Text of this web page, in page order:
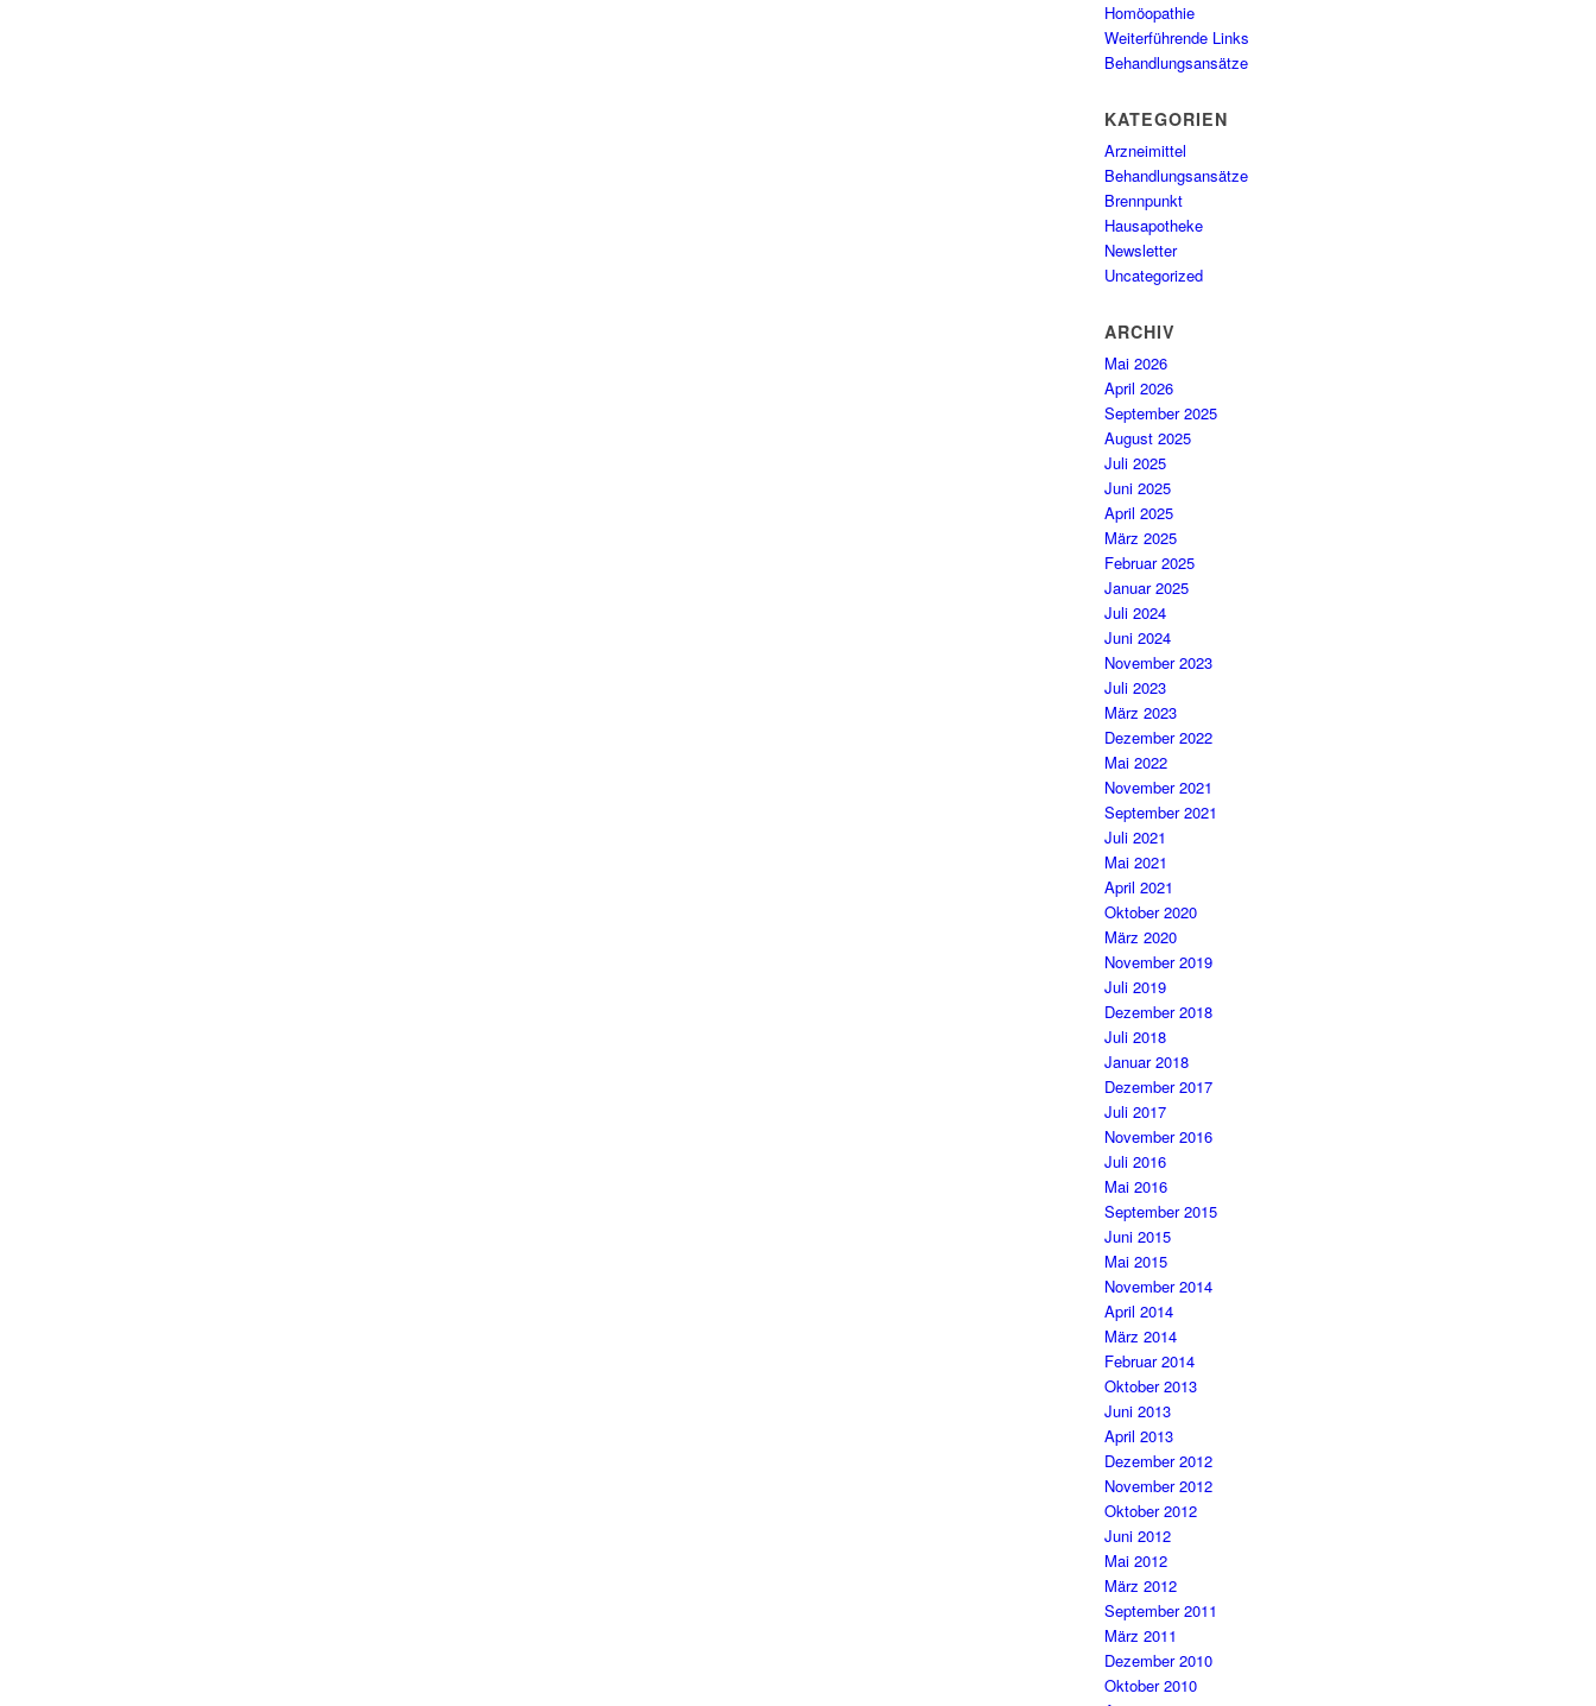
Homöopathie
Weiterführende Links
Behandlungsansätze
KATEGORIEN
Arzneimittel
Behandlungsansätze
Brennpunkt
Hausapotheke
Newsletter
Uncategorized
ARCHIV
Mai 2026
April 2026
September 2025
August 2025
Juli 2025
Juni 2025
April 2025
März 2025
Februar 2025
Januar 2025
Juli 2024
Juni 2024
November 2023
Juli 2023
März 2023
Dezember 2022
Mai 2022
November 2021
September 2021
Juli 2021
Mai 2021
April 2021
Oktober 2020
März 2020
November 2019
Juli 2019
Dezember 2018
Juli 2018
Januar 2018
Dezember 2017
Juli 2017
November 2016
Juli 2016
Mai 2016
September 2015
Juni 2015
Mai 2015
November 2014
April 2014
März 2014
Februar 2014
Oktober 2013
Juni 2013
April 2013
Dezember 2012
November 2012
Oktober 2012
Juni 2012
Mai 2012
März 2012
September 2011
März 2011
Dezember 2010
Oktober 2010